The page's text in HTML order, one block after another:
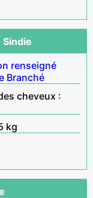
renseigné
Branché
cheveux :
kg